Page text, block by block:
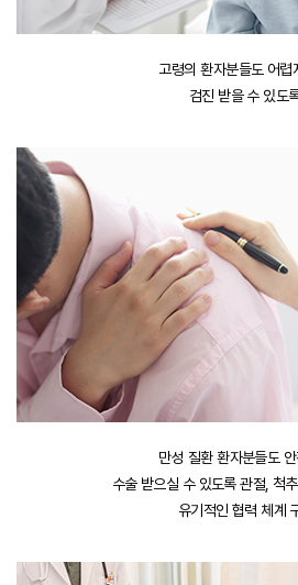
고령의 환자분들도 어렵
검진 받을 수 있도
만성 질환 환자분들도 안
수술 받으실 수 있도록 관절, 척
유기적인 협력 체계